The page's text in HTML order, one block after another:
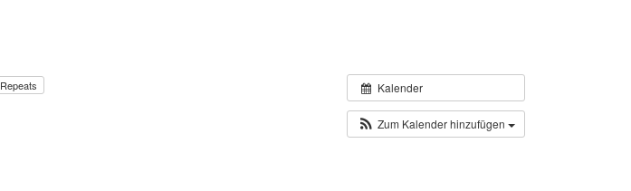
Kalender
Zum Kalender hinzufügen
Repeats